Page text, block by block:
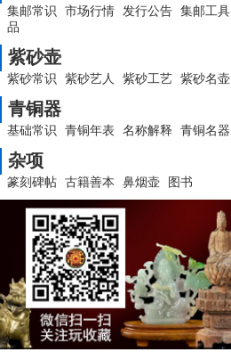
集邮常识 市场行情 发行公告 集邮工具
品
紫砂壶
紫砂常识 紫砂艺人 紫砂工艺 紫砂名壶
青铜器
基础常识 青铜年表 名称解释 青铜名器
杂项
篆刻碑帖 古籍善本 鼻烟壶 图书